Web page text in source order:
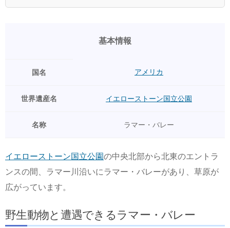
基本情報
国名 アメリカ
世界遺産名 イエローストーン国立公園
名称 ラマー・バレー
イエローストーン国立公園の中央北部から北東のエントラ
ンスの間、ラマー川沿いにラマー・バレーがあり、草原が
広がっています。
野生動物と遭遇できるラマー・バレー